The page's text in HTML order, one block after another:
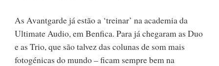
As Avantgarde já estão a ‘treinar’ na academia da
Ultimate Audio, em Benfica. Para já chegaram as Duo
e as Trio, que são talvez das colunas de som mais
fotogénicas do mundo – ficam sempre bem na